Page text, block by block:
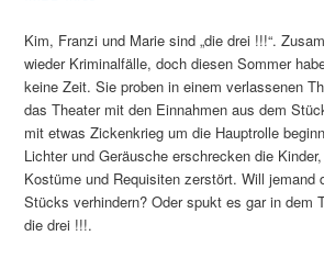
Kim, Franzi und Marie sind „die drei !!!“.
wieder Kriminalfälle, doch diesen Sommer
keine Zeit. Sie proben in einem verlassenen
das Theater mit den Einnahmen aus dem
mit etwas Zickenkrieg um die Hauptrolle
Lichter und Geräusche erschrecken die
Kostüme und Requisiten zerstört. Will jemand
Stücks verhindern? Oder spukt es gar in dem
die drei !!!.